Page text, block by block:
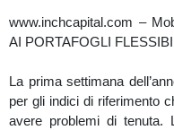
www.inchcapital.com –
AI PORTAFOGLI
La prima settimana
per gli indici di riferimento
avere problemi di tenuta.